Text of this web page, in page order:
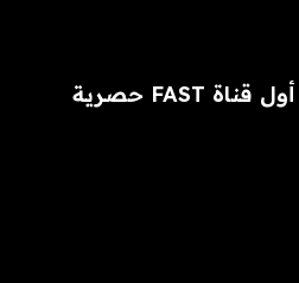
أرض المعارض تطلق أول قناة FAST حصرية